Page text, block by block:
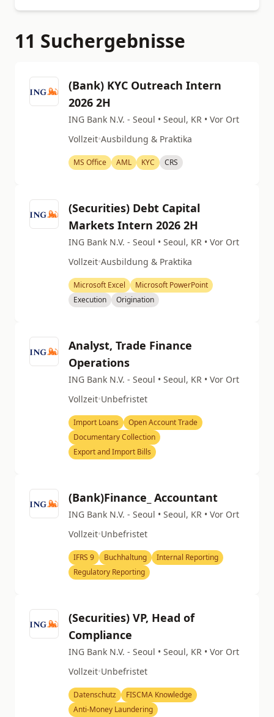
11 Suchergebnisse
(Bank) KYC Outreach Intern
2026 2H
ING Bank N.V. - Seoul • Seoul, KR • Vor Ort
Vollzeit•Ausbildung & Praktika
MS Office AML KYC CRS
(Securities) Debt Capital
Markets Intern 2026 2H
ING Bank N.V. - Seoul • Seoul, KR • Vor Ort
Vollzeit•Ausbildung & Praktika
Microsoft Excel
Microsoft PowerPoint
Execution
Origination
Analyst, Trade Finance
Operations
ING Bank N.V. - Seoul • Seoul, KR • Vor Ort
Vollzeit•Unbefristet
Import Loans
Open Account Trade
Documentary Collection
Export and Import Bills
(Bank)Finance_ Accountant
ING Bank N.V. - Seoul • Seoul, KR • Vor Ort
Vollzeit•Unbefristet
IFRS 9 Buchhaltung
Internal Reporting
Regulatory Reporting
(Securities) VP, Head of
Compliance
ING Bank N.V. - Seoul • Seoul, KR • Vor Ort
Vollzeit•Unbefristet
Datenschutz
FISCMA Knowledge
Anti-Money Laundering